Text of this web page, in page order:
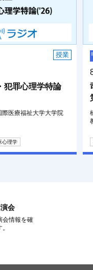
授業
犯罪心理学特論
医療福祉大学大学院
心理学
会
会情報を確